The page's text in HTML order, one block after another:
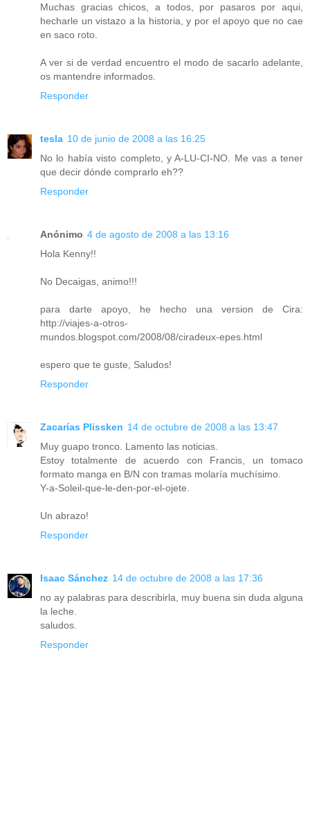
Muchas gracias chicos, a todos, por pasaros por aqui,
hecharle un vistazo a la historia, y por el apoyo que no cae
en saco roto.
A ver si de verdad encuentro el modo de sacarlo adelante,
os mantendre informados.
Responder
tesla 10 de junio de 2008 a las 16:25
No lo había visto completo, y A-LU-CI-NO. Me vas a tener
que decir dónde comprarlo eh??
Responder
Anónimo 4 de agosto de 2008 a las 13:16
Hola Kenny!!
No Decaigas, animo!!!
para darte apoyo, he hecho una version de Cira:
http://viajes-a-otros-
mundos.blogspot.com/2008/08/ciradeux-epes.html
espero que te guste, Saludos!
Responder
Zacarías Plissken 14 de octubre de 2008 a las 13:47
Muy guapo tronco. Lamento las noticias.
Estoy totalmente de acuerdo con Francis, un tomaco
formato manga en B/N con tramas molaría muchísimo.
Y-a-Soleil-que-le-den-por-el-ojete.
Un abrazo!
Responder
Isaac Sánchez 14 de octubre de 2008 a las 17:36
no ay palabras para describirla, muy buena sin duda alguna
la leche.
saludos.
Responder